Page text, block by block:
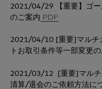
2021/04/29 【重要】ゴー
のご案内 PDF
2021/04/10 [重要]マルチ
トお取引条件等一部変更
2021/03/12 [重要]マルチ
清算/退会のご依頼方法に